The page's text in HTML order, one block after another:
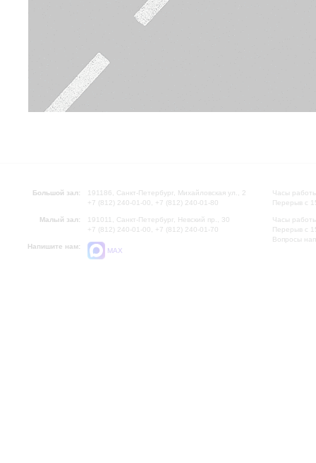
Большой зал:
191186, Санкт-Петербург, Михайловская ул., 2
+7 (812) 240-01-00, +7 (812) 240-01-80
Малый зал:
191011, Санкт-Петербург, Невский пр., 30
+7 (812) 240-01-00, +7 (812) 240-01-70
Напишите нам:
MAX
Часы
Перерыв с
Часы
Перерыв с
Вопросы